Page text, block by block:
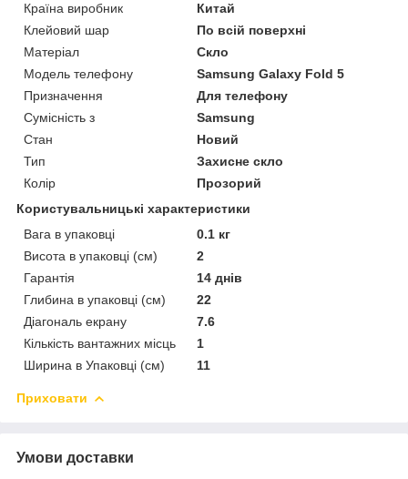
Країна виробник
Китай
Клейовий шар
По всій поверхні
Матеріал
Скло
Модель телефону
Samsung Galaxy Fold 5
Призначення
Для телефону
Сумісність з
Samsung
Стан
Новий
Тип
Захисне скло
Колір
Прозорий
Користувальницькі характеристики
Вага в упаковці
0.1 кг
Висота в упаковці (см)
2
Гарантія
14 днів
Глибина в упаковці (см)
22
Діагональ екрану
7.6
Кількість вантажних місць
1
Ширина в Упаковці (см)
11
Приховати
Умови доставки